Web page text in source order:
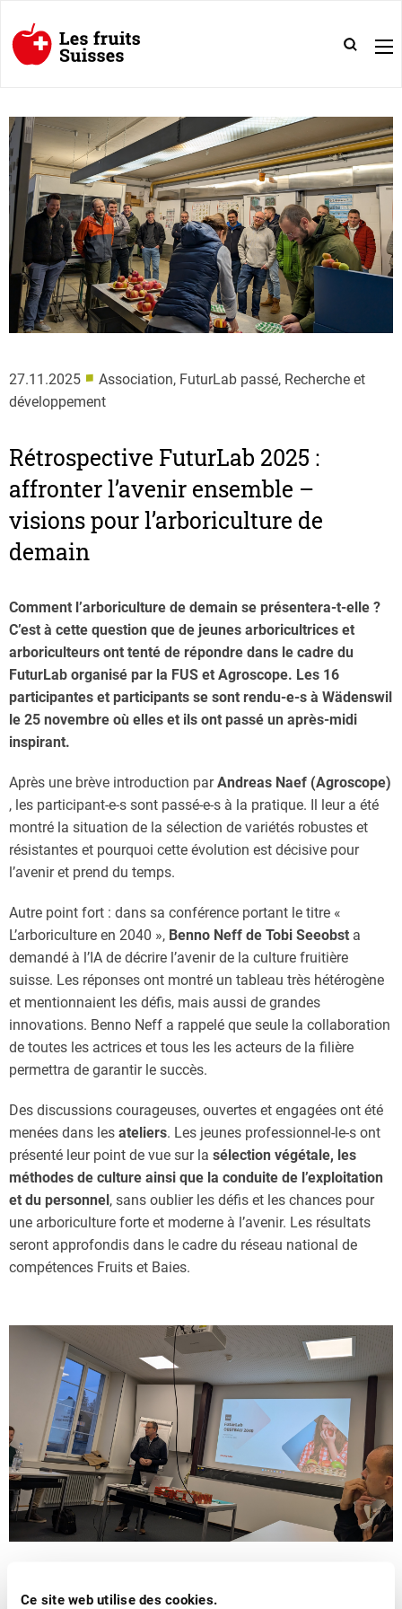
Ce site web utilise des cookies.
27.11.2025 ■ Association, FuturLab passé, Recherche et
développement
Rétrospective FuturLab 2025 :
affronter l’avenir ensemble –
visions pour l’arboriculture de
demain
Comment l’arboriculture de demain se présentera-t-elle ?
C’est à cette question que de jeunes arboricultrices et
arboriculteurs ont tenté de répondre dans le cadre du
FuturLab organisé par la FUS et Agroscope. Les 16
participantes et participants se sont rendu-e-s à Wädenswil
le 25 novembre où elles et ils ont passé un après-midi
inspirant.
Après une brève introduction parAndreas Naef (Agroscope)
, les participant-e-s sont passé-e-s à la pratique. Il leur a été
montré la situation de la sélection de variétés robustes et
résistantes et pourquoi cette évolution est décisive pour
l’avenir et prend du temps.
Autre point fort : dans sa conférence portant le titre «
L’arboriculture en 2040 », Benno Neff de Tobi Seeobst a
demandé à l’IA de décrire l’avenir de la culture fruitière
suisse. Les réponses ont montré un tableau très hétérogène
et mentionnaient les défis, mais aussi de grandes
innovations. Benno Neff a rappelé que seule la collaboration
de toutes les actrices et tous les les acteurs de la filière
permettra de garantir le succès.
Des discussions courageuses, ouvertes et engagées ont été
menées dans les ateliers. Les jeunes professionnel-le-s ont
présenté leur point de vue sur la sélection végétale, les
méthodes de culture ainsi que la conduite de l’exploitation
et du personnel, sans oublier les défis et les chances pour
une arboriculture forte et moderne à l’avenir. Les résultats
seront approfondis dans le cadre du réseau national de
compétences Fruits et Baies.